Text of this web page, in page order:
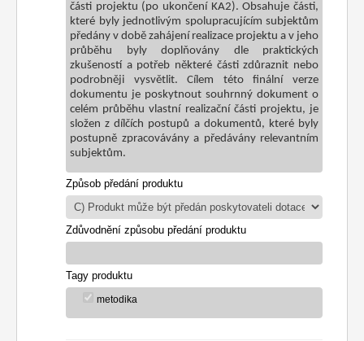
části projektu (po ukončení KA2). Obsahuje části,
které byly jednotlivým spolupracujícím subjektům
předány v době zahájení realizace projektu a v jeho
průběhu byly doplňovány dle praktických
zkušeností a potřeb některé části zdůraznit nebo
podrobněji vysvětlit. Cílem této finální verze
dokumentu je poskytnout souhrnný dokument o
celém průběhu vlastní realizační části projektu, je
složen z dílčích postupů a dokumentů, které byly
postupně zpracovávány a předávány relevantním
subjektům.
Způsob předání produktu
Zdůvodnění způsobu předání produktu
Tagy produktu
metodika